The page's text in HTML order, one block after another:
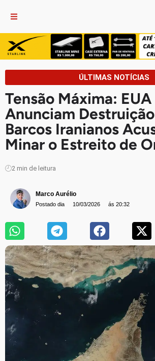
ÚLTIMAS NOTÍCIAS
Tensão Máxima: EUA
Anunciam
Barcos Iranianos
Minar o Estreito de
2 min de leitura
Marco Aurélio
Postado dia 10/03/2026 ás 20:32